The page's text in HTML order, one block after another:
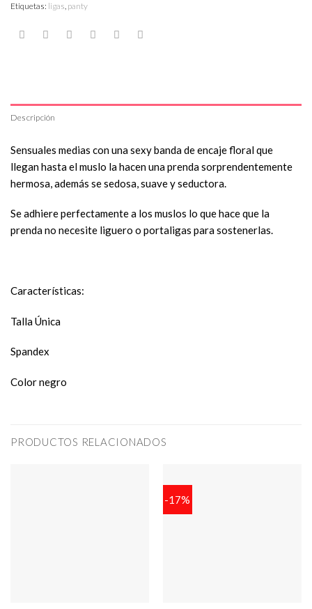
Etiquetas: ligas, panty
Descripción
Sensuales medias con una sexy banda de encaje floral que
llegan hasta el muslo la hacen una prenda sorprendentemente
hermosa, además se sedosa, suave y seductora.
Se adhiere perfectamente a los muslos lo que hace que la
prenda no necesite liguero o portaligas para sostenerlas.
Características:
Talla Única
Spandex
Color negro
PRODUCTOS RELACIONADOS
-17%